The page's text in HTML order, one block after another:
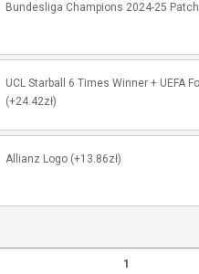
Bundesliga Champions 2024-25 Patch
UCL Starball 6 Times Winner + UEFA
(+24.42zł)
Allianz Logo (+13.86zł)